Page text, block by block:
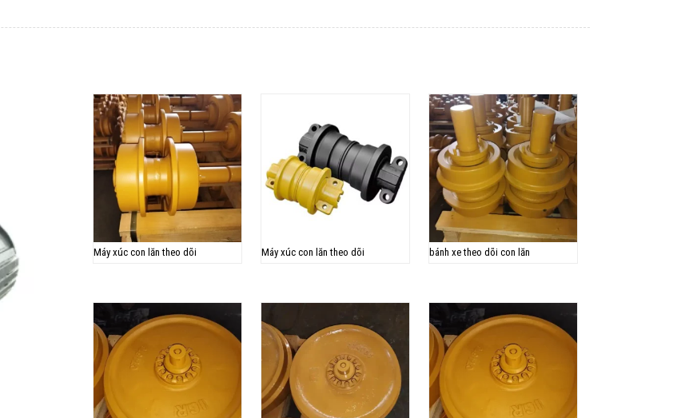
Máy xúc con lăn theo dõi Máy xúc con lăn theo dõi bánh xe theo dõi con lăn